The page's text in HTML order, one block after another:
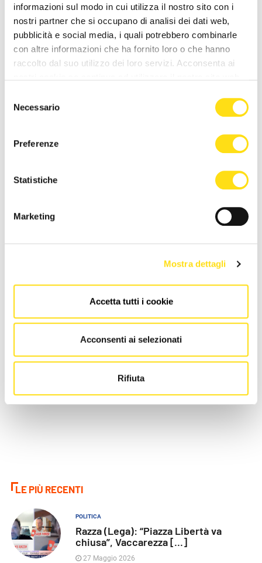
informazioni sul modo in cui utilizza il nostro sito con i
nostri partner che si occupano di analisi dei dati web,
pubblicità e social media, i quali potrebbero combinarle
con altre informazioni che ha fornito loro o che hanno
raccolto dal suo utilizzo dei loro servizi. Acconsenta ai
delNecessario
Preferenze
Statistiche
Marketing
Mostra dettagli
Accetta tutti i cookie
Acconsenti ai selezionati
Rifiuta
NEWS DELLA STESSA CATEGORIA
ritorno, Trieste batte il
27 Maggio 2026
Monfalcone celebra lo sport:
dal 28 al 31 maggio torna la
Festa dello Sport 2026
Trieste trionfa: campioni
Taki 4 di Nicolò Bertola
European Sailing e la [...]
LE PIÙ RECENTI
POLITICA
Razza (Lega): “Piazza Libertà va
chiusa”, Vaccarezza [...]
27 Maggio 2026